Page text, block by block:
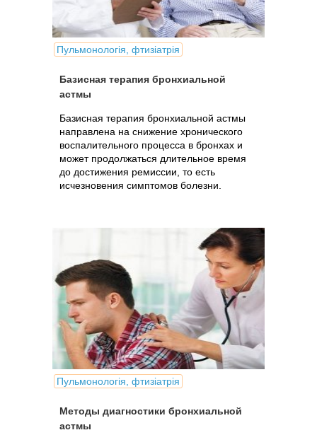
Пульмонологія, фтизіатрія
Базисная терапия бронхиальной
астмы
Базисная терапия бронхиальной астмы
направлена на снижение хронического
воспалительного процесса в бронхах и
может продолжаться длительное время
до достижения ремиссии, то есть
исчезновения симптомов болезни.
Пульмонологія, фтизіатрія
Методы диагностики бронхиальной
астмы